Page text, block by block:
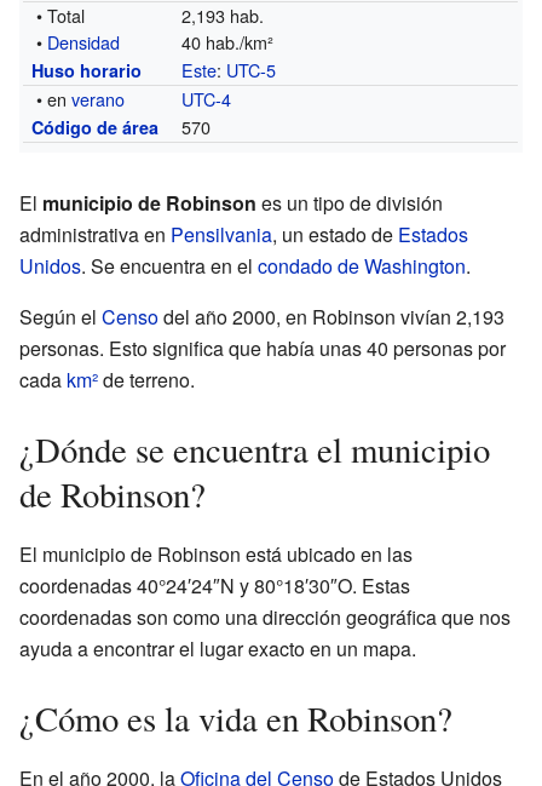
• Total
2,193 hab.
• Densidad 40 hab./km²
Huso horario Este: UTC-5
• enverano UTC-4
Código de área 570
El municipio de Robinson es un tipo de división
administrativa en Pensilvania, un estado de Estados
Unidos. Se encuentra en el condado de Washington.
Según el Censodel año 2000, en Robinson vivían 2,193
personas. Esto significa que había unas 40 personas por
cada km²de terreno.
¿Dónde se encuentra el municipio
de Robinson?
El municipio de Robinson está ubicado en las
coordenadas 40°24′24″N y 80°18′30″O. Estas
coordenadas son como una dirección geográfica que nos
ayuda a encontrar el lugar exacto en un mapa.
¿Cómo es la vida en Robinson?
En el año 2000, laOficina del Censode Estados Unidos